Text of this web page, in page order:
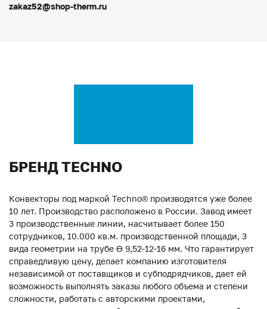
zakaz52@shop-therm.ru
БРЕНД TECHNO
Конвекторы под маркой Techno® производятся уже более
10 лет. Производство расположено в России. Завод имеет
3 производственные линии, насчитывает более 150
сотрудников, 10.000 кв.м. производственной площади, 3
вида геометрии на трубе ϴ 9,52-12-16 мм. Что гарантирует
справедливую цену, делает компанию изготовителя
независимой от поставщиков и субподрядчиков, дает ей
возможность выполнять заказы любого объема и степени
сложности, работать с авторскими проектами,